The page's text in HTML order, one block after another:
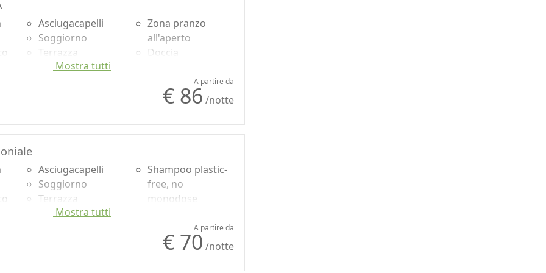
Asciugacapelli
Soggiorno
Terrazza
Asciugamani
Divano
Macchina per il
caffé
Zona pranzo
all'aperto
Doccia
monodose
Vista Montagna
Ingresso
indipendente
Accessibilità
Mostra tutti
A partire da
€ 86 /notte
Asciugacapelli
Soggiorno
Terrazza
Asciugamani
Shampoo plastic-
free, no
monodose
Vista Montagna
Vista mare
Mostra tutti
A partire da
€ 70 /notte